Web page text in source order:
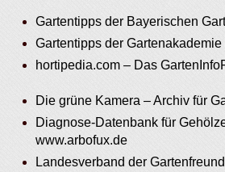
Gartentipps der Bayerischen
Gartentipps der
hortipedia.com – Das
Die grüne Kamera – Archiv für
Diagnose-Datenbank für
www.arbofux.de
Landesverband der